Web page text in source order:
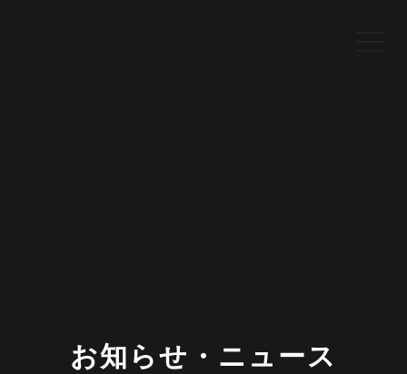
お知らせ・ニュース